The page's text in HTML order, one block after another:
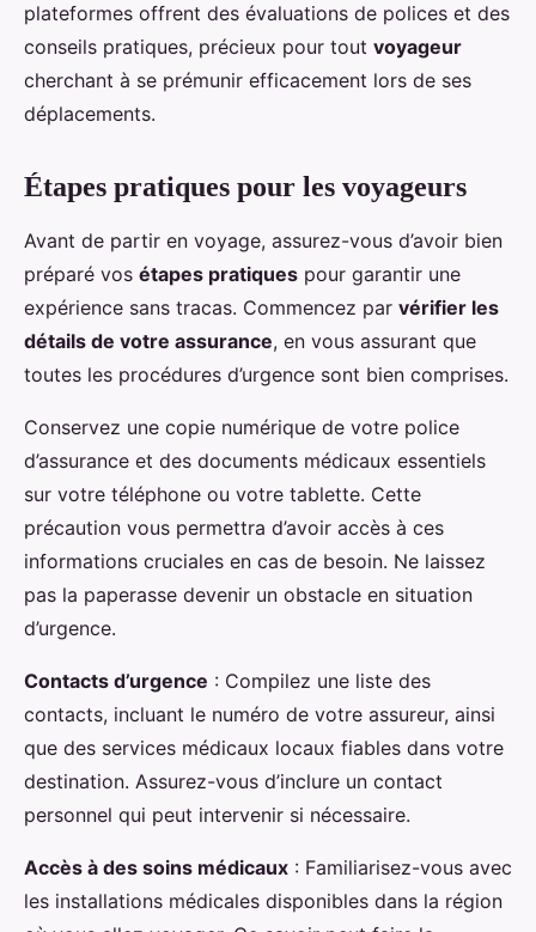
plateformes offrent des évaluations de polices et des
conseils pratiques, précieux pour tout voyageur
cherchant à se prémunir efficacement lors de ses
déplacements.
Étapes pratiques pour les voyageurs
Avant de partir en voyage, assurez-vous d’avoir bien
préparé vos étapes pratiques pour garantir une
expérience sans tracas. Commencez par vérifier les
détails de votre assurance, en vous assurant que
toutes les procédures d’urgence sont bien comprises.
Conservez une copie numérique de votre police
d’assurance et des documents médicaux essentiels
sur votre téléphone ou votre tablette. Cette
précaution vous permettra d’avoir accès à ces
informations cruciales en cas de besoin. Ne laissez
pas la paperasse devenir un obstacle en situation
d’urgence.
Contacts d’urgence : Compilez une liste des
contacts, incluant le numéro de votre assureur, ainsi
que des services médicaux locaux fiables dans votre
destination. Assurez-vous d’inclure un contact
personnel qui peut intervenir si nécessaire.
Accès à des soins médicaux : Familiarisez-vous avec
les installations médicales disponibles dans la région